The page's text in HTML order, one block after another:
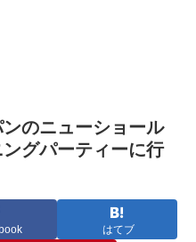
のニューショール
グパーティーに行
はてブ